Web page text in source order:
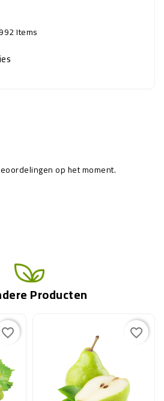
Items
op het moment.
Producten
favorite_border favorite_border